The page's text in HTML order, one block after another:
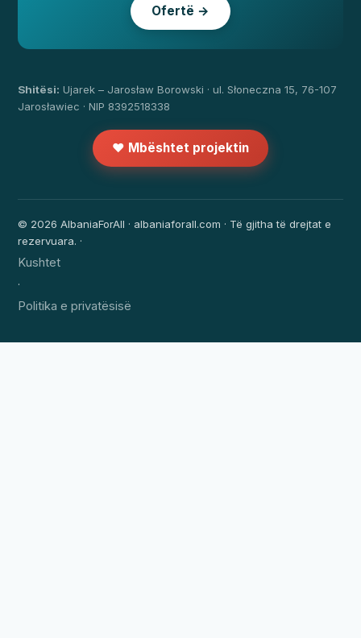
Ofertë →
Shitësi: Ujarek – Jarosław Borowski · ul. Słoneczna 15, 76-107
Jarosławiec · NIP 8392518338
❤️ Mbështet projektin
© 2026 AlbaniaForAll · albaniaforall.com · Të gjitha të drejtat e
rezervuara. ·
Kushtet
·
Politika e privatësisë